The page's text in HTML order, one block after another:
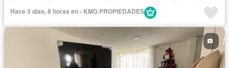
Cuarto de servicio
Sin amoblar
Hace 3 días, 8 horas en - KMG PROPIEDADES